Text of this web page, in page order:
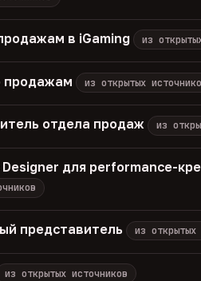
в iGaming из
продажам из открытых
отдела продаж из
для performance-
представитель из открытых
из открытых источников